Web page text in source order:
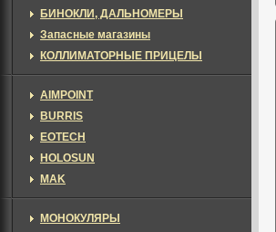
БИНОКЛИ, ДАЛЬНОМЕРЫ
Запасные магазины
КОЛЛИМАТОРНЫЕ ПРИЦЕЛЫ
AIMPOINT
BURRIS
EOTECH
HOLOSUN
MAK
МОНОКУЛЯРЫ